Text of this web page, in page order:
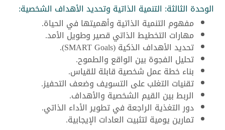
الوحدة الثالثة: التنمية الذاتية وتحديد الأهداف الشخصية:
مفهوم التنمية الذاتية وأهميتها في الحياة.
مهارات التخطيط الذاتي قصير وطويل الأمد.
تحديد الأهداف الذكية (SMART Goals).
تحليل الفجوة بين الواقع والطموح.
بناء خطة عمل شخصية قابلة للقياس.
تقنيات التغلب على التسويف وضعف التحفيز.
الربط بين القيم الشخصية والأهداف.
دور التغذية الراجعة في تطوير الأداء الذاتي.
تمارين يومية لتثبيت العادات الإيجابية.